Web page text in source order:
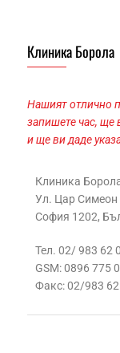
Клиника Борола
Нашият отлично
запишете час, ще
и ще ви даде
Клиника
Ул. Цар Симеон
София 1202,
Тел. 02/ 983 62
GSM: 0896 775
Факс: 02/983 62